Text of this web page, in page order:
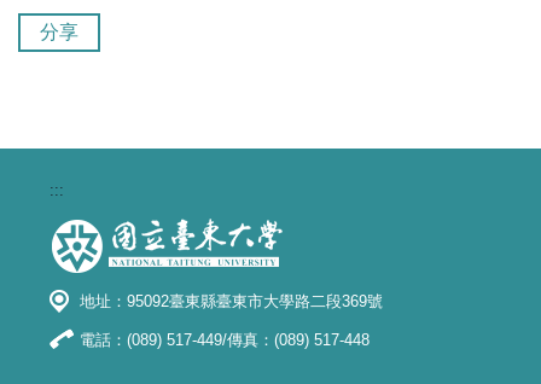
分享
:::
地址：95092臺東縣臺東市大學路二段369號
電話：(089) 517-449/傳真：(089) 517-448